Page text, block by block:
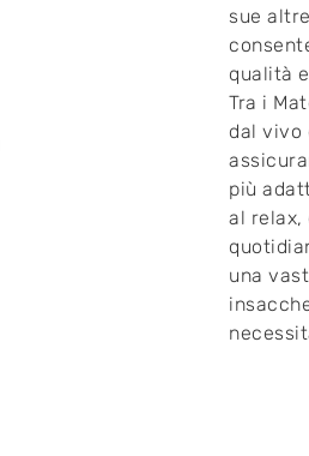
sue
qualità
Tra i
dal vivo
più
al relax,
una